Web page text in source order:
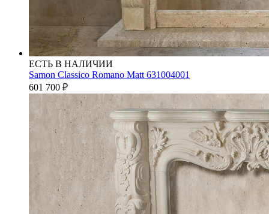
ЕСТЬ В НАЛИЧИИ
Samon Classico Romano Matt 631004001
601 700 ₽